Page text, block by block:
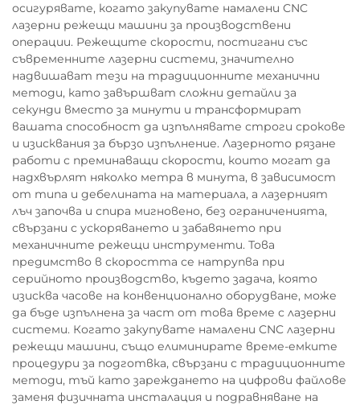
осигурявате, когато закупувате намалени CNC
лазерни режещи машини за производствени
операции. Режещите скорости, постигани със
съвременните лазерни системи, значително
надвишават тези на традиционните механични
методи, като завършват сложни детайли за
секунди вместо за минути и трансформират
вашата способност да изпълнявате строги срокове
и изисквания за бързо изпълнение. Лазерното рязане
работи с преминаващи скорости, които могат да
надхвърлят няколко метра в минута, в зависимост
от типа и дебелината на материала, а лазерният
лъч започва и спира мигновено, без ограниченията,
свързани с ускоряването и забавянето при
механичните режещи инструменти. Това
предимство в скоростта се натрупва при
серийното производство, където задача, която
изисква часове на конвенционално оборудване, може
да бъде изпълнена за част от това време с лазерни
системи. Когато закупувате намалени CNC лазерни
режещи машини, също елиминирате време-емките
процедури за подготвка, свързани с традиционните
методи, тъй като зареждането на цифрови файлове
заменя физичната инсталация и подравняване на